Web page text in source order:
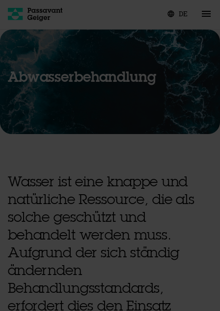
language DE
Abwasserbehandlung
Wasser ist eine knappe und
natürliche Ressource, die als
solche geschützt und
behandelt werden muss.
Aufgrund der sich ständig
ändernden
Behandlungsstandards,
erfordert dies den Einsatz